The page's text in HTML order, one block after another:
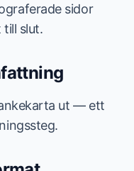
sidor
slut.
ut — ett